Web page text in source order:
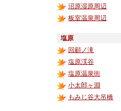
沼原湿原周辺
板室温泉周辺
塩原
回顧ノ滝
塩原渓谷
塩原温泉街
小太郎ヶ淵
もみじ谷大吊橋